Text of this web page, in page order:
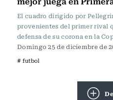
El cuadro dirigido por
provenientes del primer rival
defensa de su corona en la
Domingo 25 de diciembre de
# futbol